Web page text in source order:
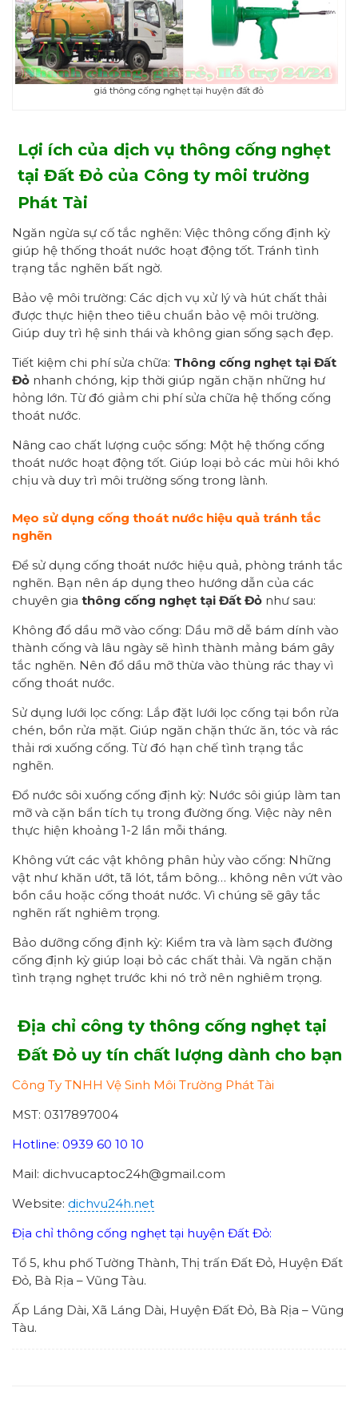
giá thông cống nghẹt tại huyện đất đỏ
Lợi ích của dịch vụ thông cống nghẹt
tại Đất Đỏ của Công ty môi trường
Phát Tài
Ngăn ngừa sự cố tắc nghẽn: Việc thông cống định kỳ
giúp hệ thống thoát nước hoạt động tốt. Tránh tình
trạng tắc nghẽn bất ngờ.
Bảo vệ môi trường: Các dịch vụ xử lý và hút chất thải
được thực hiện theo tiêu chuẩn bảo vệ môi trường.
Giúp duy trì hệ sinh thái và không gian sống sạch đẹp.
Tiết kiệm chi phí sửa chữa: Thông cống nghẹt tại Đất
Đỏ nhanh chóng, kịp thời giúp ngăn chặn những hư
hỏng lớn. Từ đó giảm chi phí sửa chữa hệ thống cống
thoát nước.
Nâng cao chất lượng cuộc sống: Một hệ thống cống
thoát nước hoạt động tốt. Giúp loại bỏ các mùi hôi khó
chịu và duy trì môi trường sống trong lành.
Mẹo sử dụng cống thoát nước hiệu quả tránh tắc
nghẽn
Để sử dụng cống thoát nước hiệu quả, phòng tránh tắc
nghẽn. Bạn nên áp dụng theo hướng dẫn của các
chuyên gia thông cống nghẹt tại Đất Đỏ như sau:
Không đổ dầu mỡ vào cống: Dầu mỡ dễ bám dính vào
thành cống và lâu ngày sẽ hình thành mảng bám gây
tắc nghẽn. Nên đổ dầu mỡ thừa vào thùng rác thay vì
cống thoát nước.
Sử dụng lưới lọc cống: Lắp đặt lưới lọc cống tại bồn rửa
chén, bồn rửa mặt. Giúp ngăn chặn thức ăn, tóc và rác
thải rơi xuống cống. Từ đó hạn chế tình trạng tắc
nghẽn.
Đổ nước sôi xuống cống định kỳ: Nước sôi giúp làm tan
mỡ và cặn bẩn tích tụ trong đường ống. Việc này nên
thực hiện khoảng 1-2 lần mỗi tháng.
Không vứt các vật không phân hủy vào cống: Những
vật như khăn ướt, tã lót, tắm bông… không nên vứt vào
bồn cầu hoặc cống thoát nước. Vì chúng sẽ gây tắc
nghẽn rất nghiêm trọng.
Bảo dưỡng cống định kỳ: Kiểm tra và làm sạch đường
cống định kỳ giúp loại bỏ các chất thải. Và ngăn chặn
tình trạng nghẹt trước khi nó trở nên nghiêm trọng.
Địa chỉ công ty thông cống nghẹt tại
Đất Đỏ uy tín chất lượng dành cho bạn
Công Ty TNHH Vệ Sinh Môi Trường Phát Tài
MST: 0317897004
Hotline: 0939 60 10 10
Mail: dichvucaptoc24h@gmail.com
Website: dichvu24h.net
Địa chỉ thông cống nghẹt tại huyện Đất Đỏ:
Tổ 5, khu phố Tường Thành, Thị trấn Đất Đỏ, Huyện Đất
Đỏ, Bà Rịa – Vũng Tàu.
Ấp Láng Dài, Xã Láng Dài, Huyện Đất Đỏ, Bà Rịa – Vũng
Tàu.